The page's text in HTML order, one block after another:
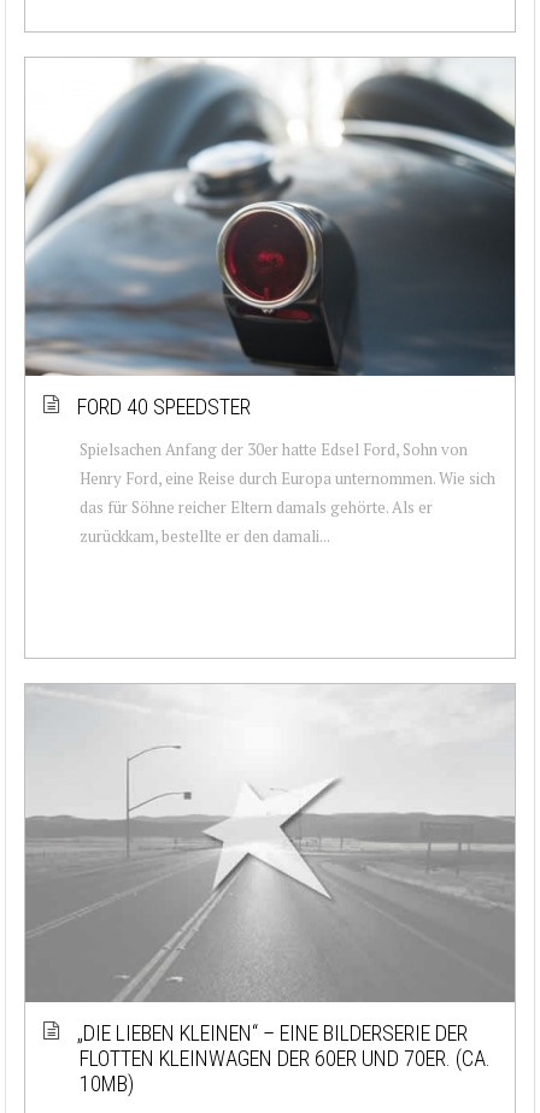
FORD 40 SPEEDSTER
Spielsachen Anfang der 30er hatte Edsel Ford, Sohn von
Henry Ford, eine Reise durch Europa unternommen. Wie sich
das für Söhne reicher Eltern damals gehörte. Als er
zurückkam, bestellte er den damali...
„DIE LIEBEN KLEINEN“ – EINE BILDERSERIE DER
FLOTTEN KLEINWAGEN DER 60ER UND 70ER. (CA.
10MB)